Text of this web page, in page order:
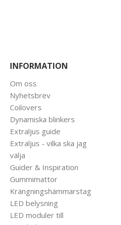
INFORMATION
Om oss
Nyhetsbrev
Coilovers
Dynamiska blinkers
Extraljus guide
Extraljus - vilka ska jag
välja
Guider & Inspiration
Gummimattor
Krängningshämmarstag
LED belysning
LED moduler till